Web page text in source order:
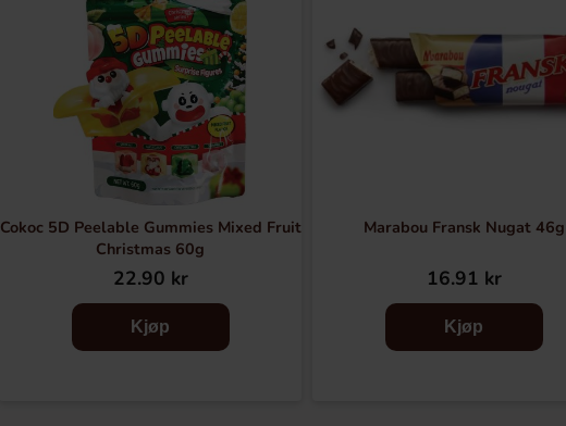
Cokoc 5D Peelable Gummies Mixed Fruit
Christmas 60g
22.90 kr
Kjøp
Marabou Fransk Nugat 46g
16.91 kr
Kjøp